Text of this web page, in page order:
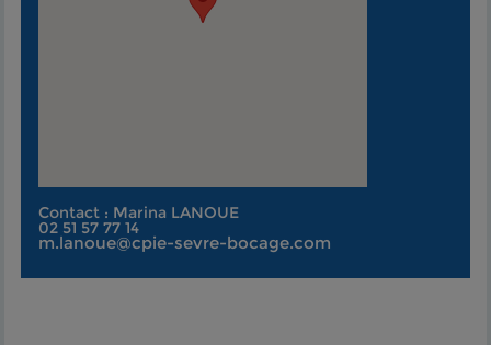
Contact : Marina LANOUE
02 51 57 77 14
m.lanoue@cpie-sevre-bocage.com